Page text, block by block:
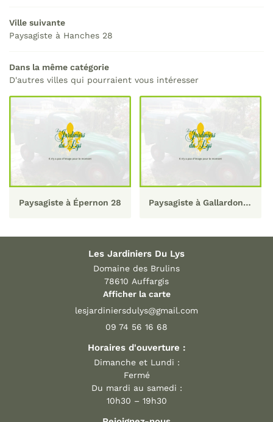
Ville suivante
Paysagiste à Hanches 28
Dans la même catégorie
D'autres villes qui pourraient vous intéresser
Paysagiste à Épernon 28 Paysagiste à Gallardon 28
Les Jardiniers Du Lys
Domaine des Brulins
78610 Auffargis
Afficher la carte
09 74 56 16 68
Horaires d'ouverture :
Dimanche et Lundi :
Fermé
Du mardi au samedi :
10h30 – 19h30